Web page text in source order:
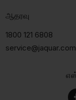
ஆதரவு
1800 121 6808
service@jaquar.com